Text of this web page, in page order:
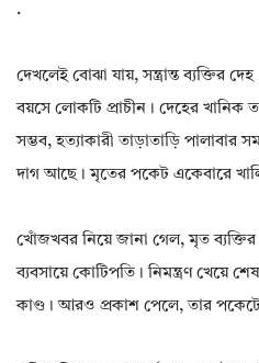
.
দেখলেই বোঝা যায়, সন্ত্রান্ত ব্যক্তির
বয়সে লোকটি প্রাচীন। দেহের
সম্ভব, হত্যাকারী তাড়াতাড়ি পালাবার
দাগ আছে। মৃতের পকেট একেবারে
খোঁজখবর নিয়ে জানা গেল, মৃত
ব্যবসায়ে কোটিপতি। নিমন্ত্রণ খেয়ে
কাণ্ড। আরও প্রকাশ পেলে, তার